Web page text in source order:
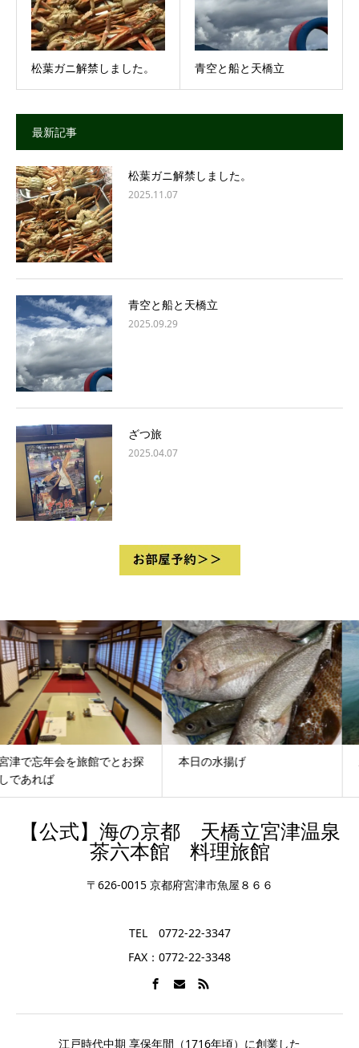
松葉ガニ解禁しました。 青空と船と天橋立
最新記事
松葉ガニ解禁しました。
2025.11.07
青空と船と天橋立
2025.09.29
ざつ旅
2025.04.07
本日の水揚げ 新緑が映え海が春色に
【公式】海の京都 天橋立宮津温泉
茶六本館 料理旅館
〒626-0015 京都府宮津市魚屋８６６
TEL 0772-22-3347
FAX：0772-22-3348
江戸時代中期 享保年間（1716年頃）に創業した